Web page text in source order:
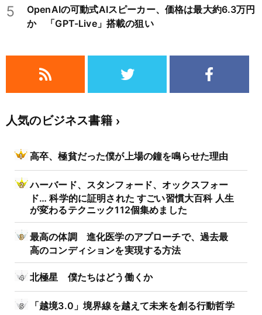
5
OpenAIの可動式AIスピーカー、価格は最大約6.3万円
か 「GPT-Live」搭載の狙い
人気のビジネス書籍
高卒、極貧だった僕が上場の鐘を鳴らせた理由
ハーバード、スタンフォード、オックスフォー
ド… 科学的に証明された すごい習慣大百科 人生
が変わるテクニック112個集めました
最高の体調 進化医学のアプローチで、過去最
高のコンディションを実現する方法
北極星 僕たちはどう働くか
「越境3.0」境界線を越えて未来を創る行動哲学